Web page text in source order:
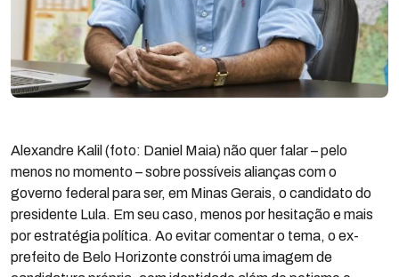
Alexandre Kalil (foto: Daniel Maia) não quer falar – pelo
menos no momento – sobre possíveis alianças com o
governo federal para ser, em Minas Gerais, o candidato do
presidente Lula. Em seu caso, menos por hesitação e mais
por estratégia política. Ao evitar comentar o tema, o ex-
prefeito de Belo Horizonte constrói uma imagem de